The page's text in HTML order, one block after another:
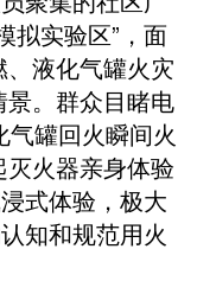
拟实验区” ， 面
液化气罐火灾
景。 群众目睹电
罐回火瞬间火
灭火器亲身体验
式体验 ， 极大
知和规范用火